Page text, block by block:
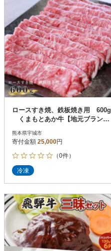
ロースすき焼、鉄板焼き用 600g
くまもとあか牛【地元ブラン
熊本県宇城市
寄付金額 25,000円
（0件）
冷凍